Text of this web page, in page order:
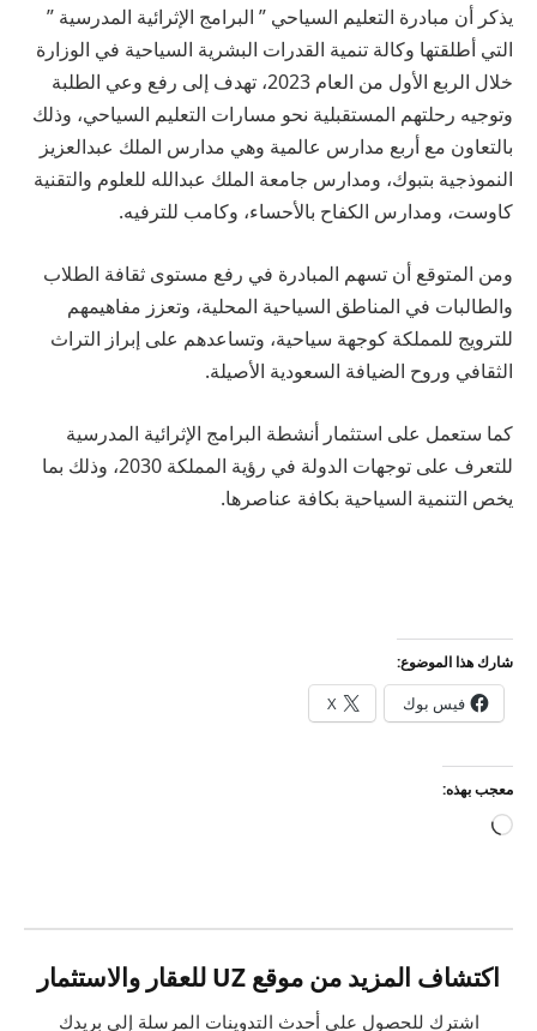
يذكر أن مبادرة التعليم السياحي ” البرامج الإثرائية المدرسية ”
التي أطلقتها وكالة تنمية القدرات البشرية السياحية في الوزارة
خلال الربع الأول من العام 2023، تهدف إلى رفع وعي الطلبة
وتوجيه رحلتهم المستقبلية نحو مسارات التعليم السياحي، وذلك
بالتعاون مع أربع مدارس عالمية وهي مدارس الملك عبدالعزيز
النموذجية بتبوك، ومدارس جامعة الملك عبدالله للعلوم والتقنية
كاوست، ومدارس الكفاح بالأحساء، وكامب للترفيه.
ومن المتوقع أن تسهم المبادرة في رفع مستوى ثقافة الطلاب
والطالبات في المناطق السياحية المحلية، وتعزز مفاهيمهم
للترويج للمملكة كوجهة سياحية، وتساعدهم على إبراز التراث
الثقافي وروح الضيافة السعودية الأصيلة.
كما ستعمل على استثمار أنشطة البرامج الإثرائية المدرسية
للتعرف على توجهات الدولة في رؤية المملكة 2030، وذلك بما
يخص التنمية السياحية بكافة عناصرها.
شارك هذا الموضوع:
فيس بوك X
معجب بهذه:
جاري
اكتشاف المزيد من موقع UZ للعقار والاستثمار
اشترك للحصول على أحدث التدوينات المرسلة إلى بريدك